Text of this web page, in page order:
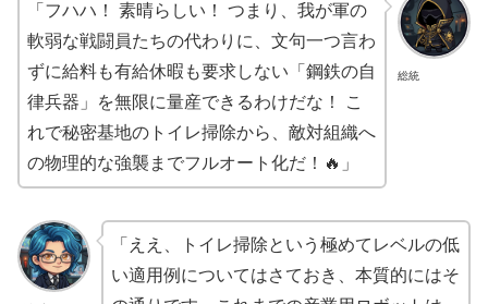
総統
「フハハ！ 素晴らしい！ つまり、我が軍の
軟弱な戦闘員たちの代わりに、文句一つ言わ
ずに給料も有給休暇も要求しない「鋼鉄の自
律兵器」を無限に量産できるわけだな！ こ
れで秘密基地のトイレ掃除から、敵対組織へ
の物理的な強襲までフルオート化だ！🔥」
「ええ、トイレ掃除という極めてレベルの低
い適用例についてはさておき、本質的にはそ